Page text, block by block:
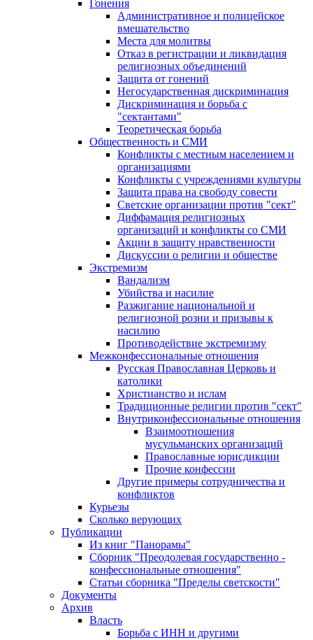
Гонения
Административное и полицейское
вмешательство
Места для молитвы
Отказ в регистрации и ликвидация
религиозных объединений
Защита от гонений
Негосударственная дискриминация
Дискриминация и борьба с
"сектантами"
Теоретическая борьба
Общественность и СМИ
Конфликты с местным населением и
организациями
Конфликты с учреждениями культуры
Защита права на свободу совести
Светские организации против "сект"
Диффамация религиозных
организаций и конфликты со СМИ
Акции в защиту нравственности
Дискуссии о религии и обществе
Экстремизм
Вандализм
Убийства и насилие
Разжигание национальной и
религиозной розни и призывы к
насилию
Противодействие экстремизму
Межконфессиональные отношения
Русская Православная Церковь и
католики
Христианство и ислам
Традиционные религии против "сект"
Внутриконфессиональные отношения
Взаимоотношения
мусульманских организаций
Православные юрисдикции
Прочие конфессии
Другие примеры сотрудничества и
конфликтов
Курьезы
Сколько верующих
Публикации
Из книг "Панорамы"
Сборник "Преодолевая государственно -
конфессиональные отношения"
Статьи сборника "Пределы светскости"
Документы
Архив
Власть
Борьба с ИНН и другими